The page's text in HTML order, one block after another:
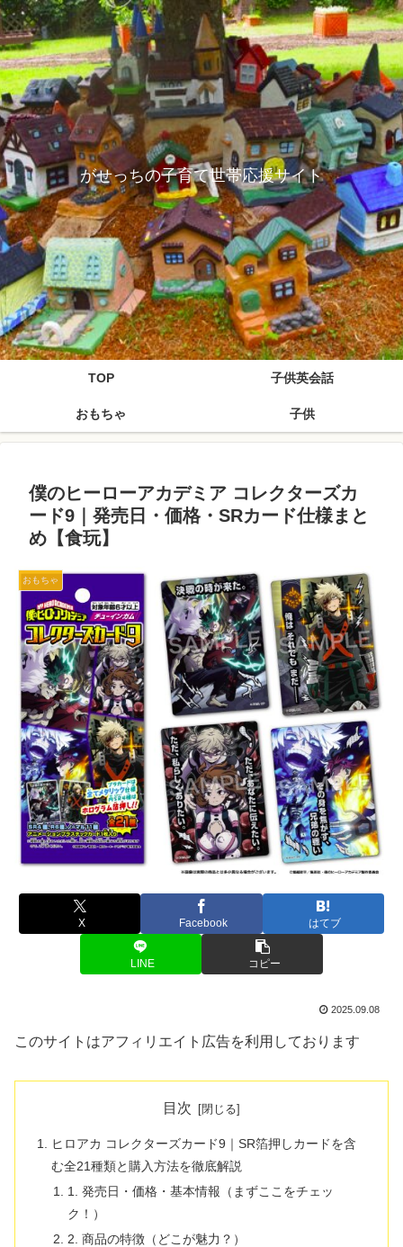
がせっちの子育て世帯応援サイト
TOP 子供英会話
おもちゃ 子供
僕のヒーローアカデミア コレクターズカ
ード9｜発売日・価格・SRカード仕様まと
め【食玩】
おもちゃ
X Facebook はてブ
LINE コピー
2025.09.08
このサイトはアフィリエイト広告を利用しております
目次
ヒロアカ コレクターズカード9｜SR箔押しカードを含
む全21種類と購入方法を徹底解説
1. 発売日・価格・基本情報（まずここをチェッ
ク！）
2. 商品の特徴（どこが魅力？）